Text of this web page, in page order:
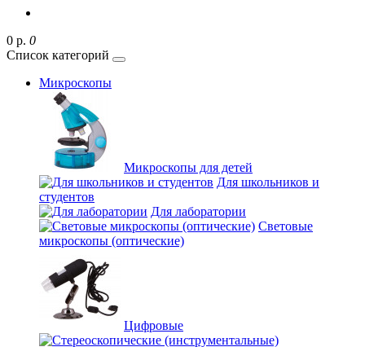
0 р. 0
Список категорий
Микроскопы
Микроскопы для детей
Для школьников и
студентов
Для лаборатории
Световые
микроскопы (оптические)
Цифровые